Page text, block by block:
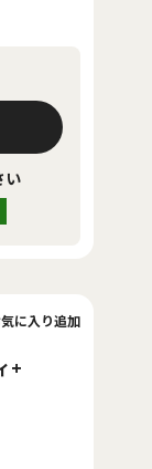
い
+
に入り追加